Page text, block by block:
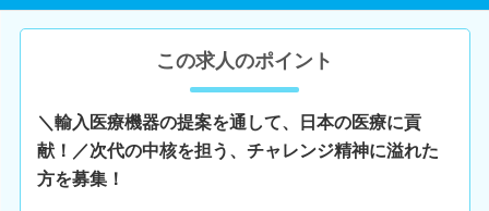
この求人のポイント
＼輸入医療機器の提案を通して、日本の医療に貢
献！／次代の中核を担う、チャレンジ精神に溢れた
方を募集！